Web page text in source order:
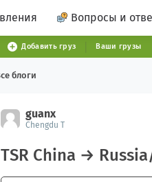
Вопросы и
Добавить груз Ваши грузы
блоги
guanx
Chengdu T
TSR China →